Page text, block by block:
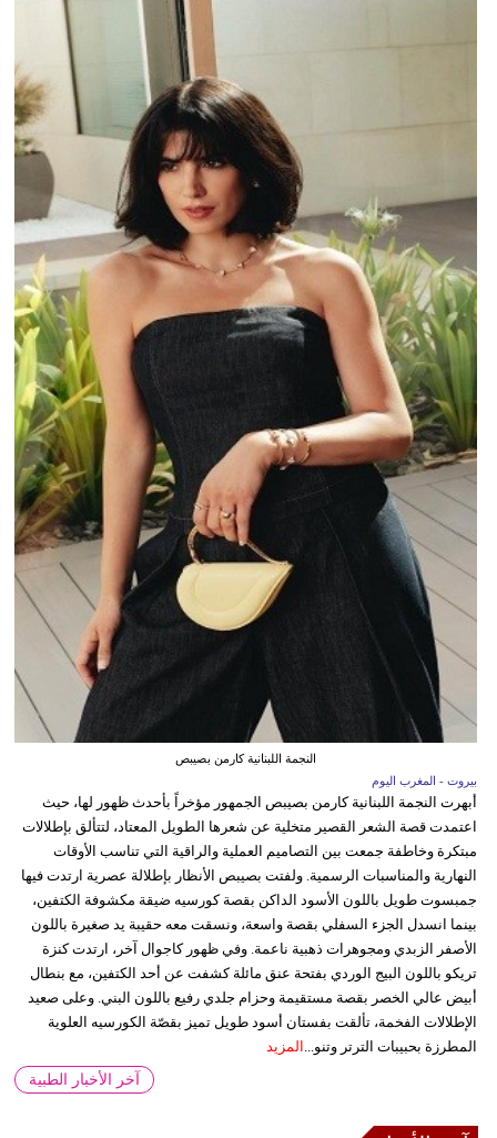
النجمة اللبنانية كارمن بصيبص
بيروت - المغرب اليوم
أبهرت النجمة اللبنانية كارمن بصيبص الجمهور مؤخراً بأحدث ظهور لها، حيث
اعتمدت قصة الشعر القصير متخلية عن شعرها الطويل المعتاد، لتتألق بإطلالات
مبتكرة وخاطفة جمعت بين التصاميم العملية والراقية التي تناسب الأوقات
النهارية والمناسبات الرسمية. ولفتت بصيبص الأنظار بإطلالة عصرية ارتدت فيها
جمبسوت طويل باللون الأسود الداكن بقصة كورسيه ضيقة مكشوفة الكتفين،
بينما انسدل الجزء السفلي بقصة واسعة، ونسقت معه حقيبة يد صغيرة باللون
الأصفر الزبدي ومجوهرات ذهبية ناعمة. وفي ظهور كاجوال آخر، ارتدت كنزة
تريكو باللون البيج الوردي بفتحة عنق مائلة كشفت عن أحد الكتفين، مع بنطال
أبيض عالي الخصر بقصة مستقيمة وحزام جلدي رفيع باللون البني. وعلى صعيد
الإطلالات الفخمة، تألقت بفستان أسود طويل تميز بقصّة الكورسيه العلوية
المطرزة بحبيبات الترتر وتنو... المزيد
آخر الأخبار الطبية